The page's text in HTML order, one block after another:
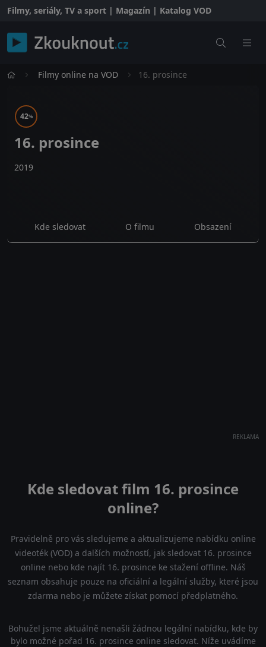
Filmy, seriály, TV a sport | Magazín | Katalog VOD
Filmy online na VOD 16. prosince
42%
16. prosince
2019
Kde sledovat O filmu Obsazení
REKLAMA
Kde sledovat film 16. prosince
online?
Pravidelně pro vás sledujeme a aktualizujeme nabídku online
videoték (VOD) a dalších možností, jak sledovat 16. prosince
online nebo kde najít 16. prosince ke stažení offline. Náš
seznam obsahuje pouze na oficiální a legální služby, které jsou
zdarma nebo je můžete získat pomocí předplatného.
Bohužel jsme aktuálně nenašli žádnou legální nabídku, kde by
bylo možné pořad 16. prosince online sledovat. Níže uvádíme